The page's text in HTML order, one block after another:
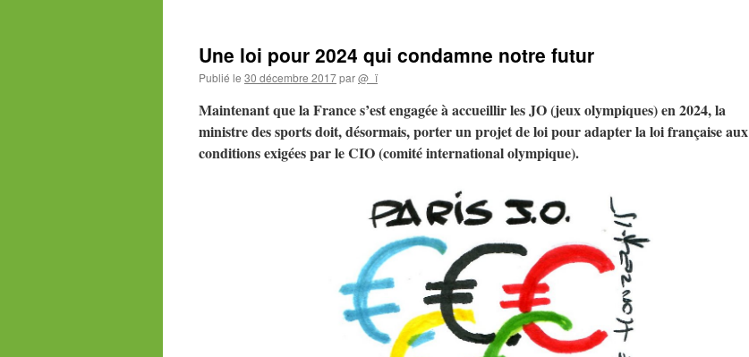
poursuite
d’autres
moyens
Une loi pour 2024 qui condamne notre futur
Publié le 30 décembre 2017par@_ï
Maintenantque la France s’est engagée à accueillir les JO (jeux olympiques) en 2024, la
ministre des sports doit, désormais, porter un projet de loi pour adapter la loi française aux
conditions exigées par le CIO (comité international olympique).